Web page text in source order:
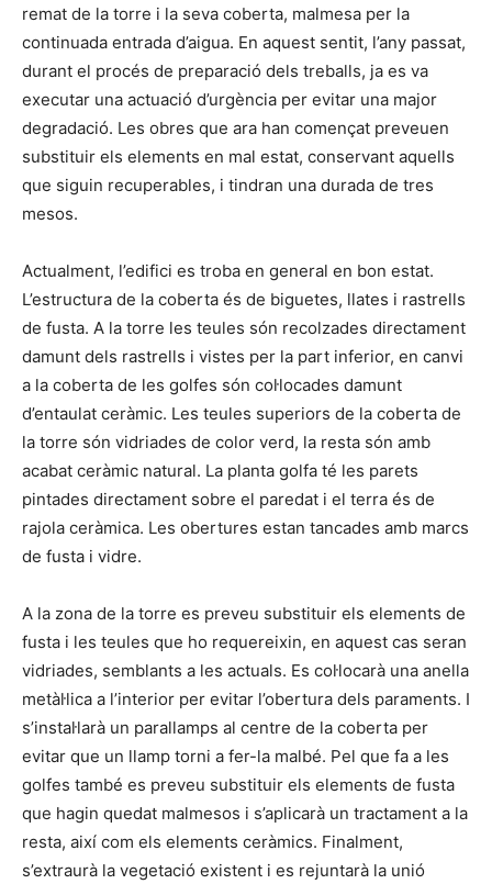
remat de la torre i la seva coberta, malmesa per la
continuada entrada d’aigua. En aquest sentit, l’any passat,
durant el procés de preparació dels treballs, ja es va
executar una actuació d’urgència per evitar una major
degradació. Les obres que ara han començat preveuen
substituir els elements en mal estat, conservant aquells
que siguin recuperables, i tindran una durada de tres
mesos.
Actualment, l’edifici es troba en general en bon estat.
L’estructura de la coberta és de biguetes, llates i rastrells
de fusta. A la torre les teules són recolzades directament
damunt dels rastrells i vistes per la part inferior, en canvi
a la coberta de les golfes són col·locades damunt
d’entaulat ceràmic. Les teules superiors de la coberta de
la torre són vidriades de color verd, la resta són amb
acabat ceràmic natural. La planta golfa té les parets
pintades directament sobre el paredat i el terra és de
rajola ceràmica. Les obertures estan tancades amb marcs
de fusta i vidre.
A la zona de la torre es preveu substituir els elements de
fusta i les teules que ho requereixin, en aquest cas seran
vidriades, semblants a les actuals. Es col·locarà una anella
metàl·lica a l’interior per evitar l’obertura dels paraments. I
s’instal·larà un parallamps al centre de la coberta per
evitar que un llamp torni a fer-la malbé. Pel que fa a les
golfes també es preveu substituir els elements de fusta
que hagin quedat malmesos i s’aplicarà un tractament a la
resta, així com els elements ceràmics. Finalment,
s’extraurà la vegetació existent i es rejuntarà la unió